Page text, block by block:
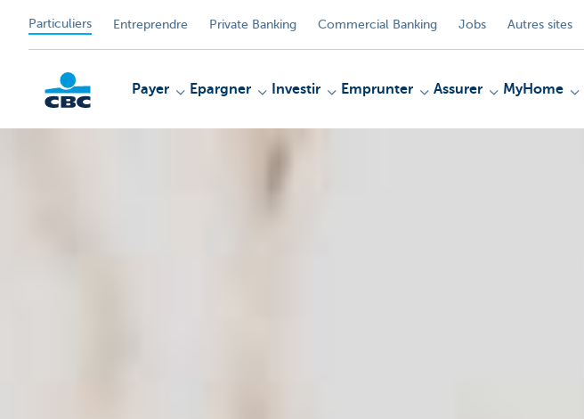
Particuliers Entreprendre Private Banking Commercial Banking Jobs Autres sites
Payer Epargner Investir Emprunter Assurer MyHome